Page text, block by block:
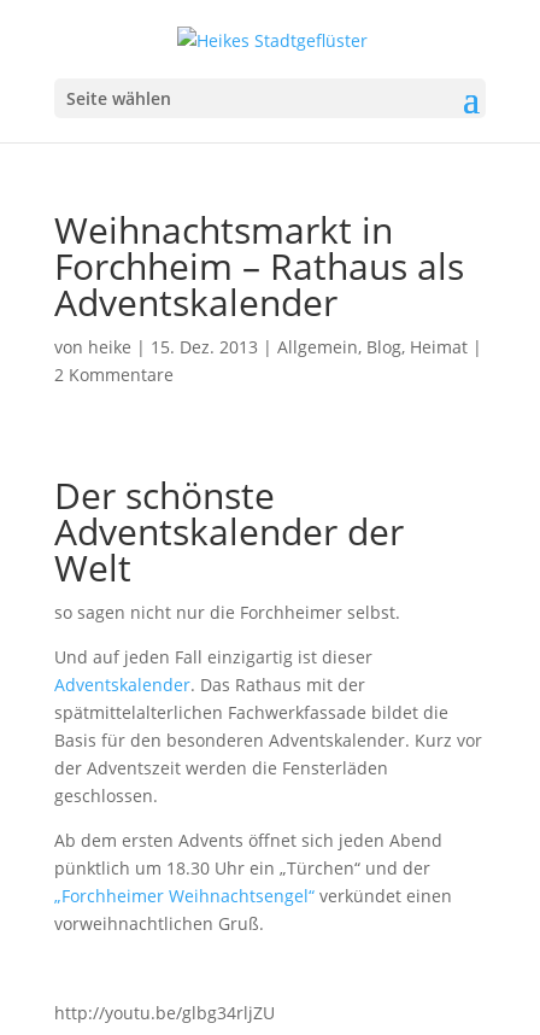
Seite wählen
Weihnachtsmarkt in
Forchheim – Rathaus als
Adventskalender
von heike | 15. Dez. 2013 | Allgemein, Blog, Heimat|
2 Kommentare
Der schönste
Adventskalender der
Welt
so sagen nicht nur die Forchheimer selbst.
Und auf jeden Fall einzigartig ist dieser
Adventskalender. Das Rathaus mit der
spätmittelalterlichen Fachwerkfassade bildet die
Basis für den besonderen Adventskalender. Kurz vor
der Adventszeit werden die Fensterläden
geschlossen.
Ab dem ersten Advents öffnet sich jeden Abend
pünktlich um 18.30 Uhr ein „Türchen“ und der
„Forchheimer Weihnachtsengel“verkündet einen
vorweihnachtlichen Gruß.
http://youtu.be/glbg34rljZU